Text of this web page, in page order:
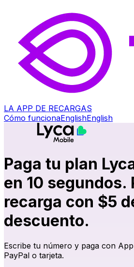
LA APP DE RECARGAS
Cómo funcionaEnglishEnglish
Paga tu plan
en 10 segundos.
recarga con $5
descuento.
Escribe tu número y paga con
PayPal o tarjeta.